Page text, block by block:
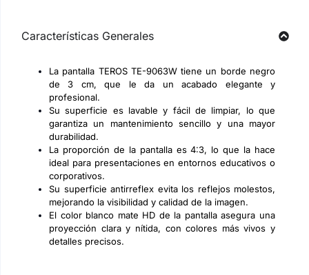
Características Generales
La pantalla TEROS TE-9063W tiene un borde negro
de 3 cm, que le da un acabado elegante y
profesional.
Su superficie es lavable y fácil de limpiar, lo que
garantiza un mantenimiento sencillo y una mayor
durabilidad.
La proporción de la pantalla es 4:3, lo que la hace
ideal para presentaciones en entornos educativos o
corporativos.
Su superficie antirreflex evita los reflejos molestos,
mejorando la visibilidad y calidad de la imagen.
El color blanco mate HD de la pantalla asegura una
proyección clara y nítida, con colores más vivos y
detalles precisos.